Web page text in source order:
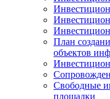
План
объектов
Свободные
площадки